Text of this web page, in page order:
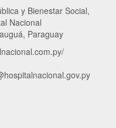
y Bienestar Social,
Nacional
Paraguay